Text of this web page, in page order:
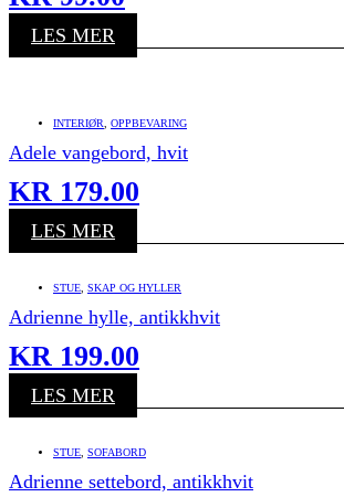
LES MER
INTERIØR OPPBEVARING
Adele vangebord, hvit
KR 179.00
LES MER
STUE SKAP OG HYLLER
Adrienne hylle, antikkhvit
KR 199.00
LES MER
STUE SOFABORD
Adrienne settebord, antikkhvit